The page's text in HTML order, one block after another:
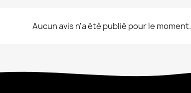
Aucun avis n'a été publié pour le moment.